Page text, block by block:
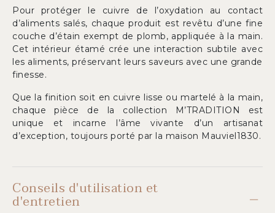
Pour protéger le cuivre de l’oxydation au contact
d’aliments salés, chaque produit est revêtu d’une fine
couche d’étain exempt de plomb, appliquée à la main.
Cet intérieur étamé crée une interaction subtile avec
les aliments, préservant leurs saveurs avec une grande
finesse.
Que la finition soit en cuivre lisse ou martelé à la main,
chaque pièce de la collection M’TRADITION est
unique et incarne l’âme vivante d’un artisanat
d’exception, toujours porté par la maison Mauviel1830.
Conseils d'utilisation et
d'entretien